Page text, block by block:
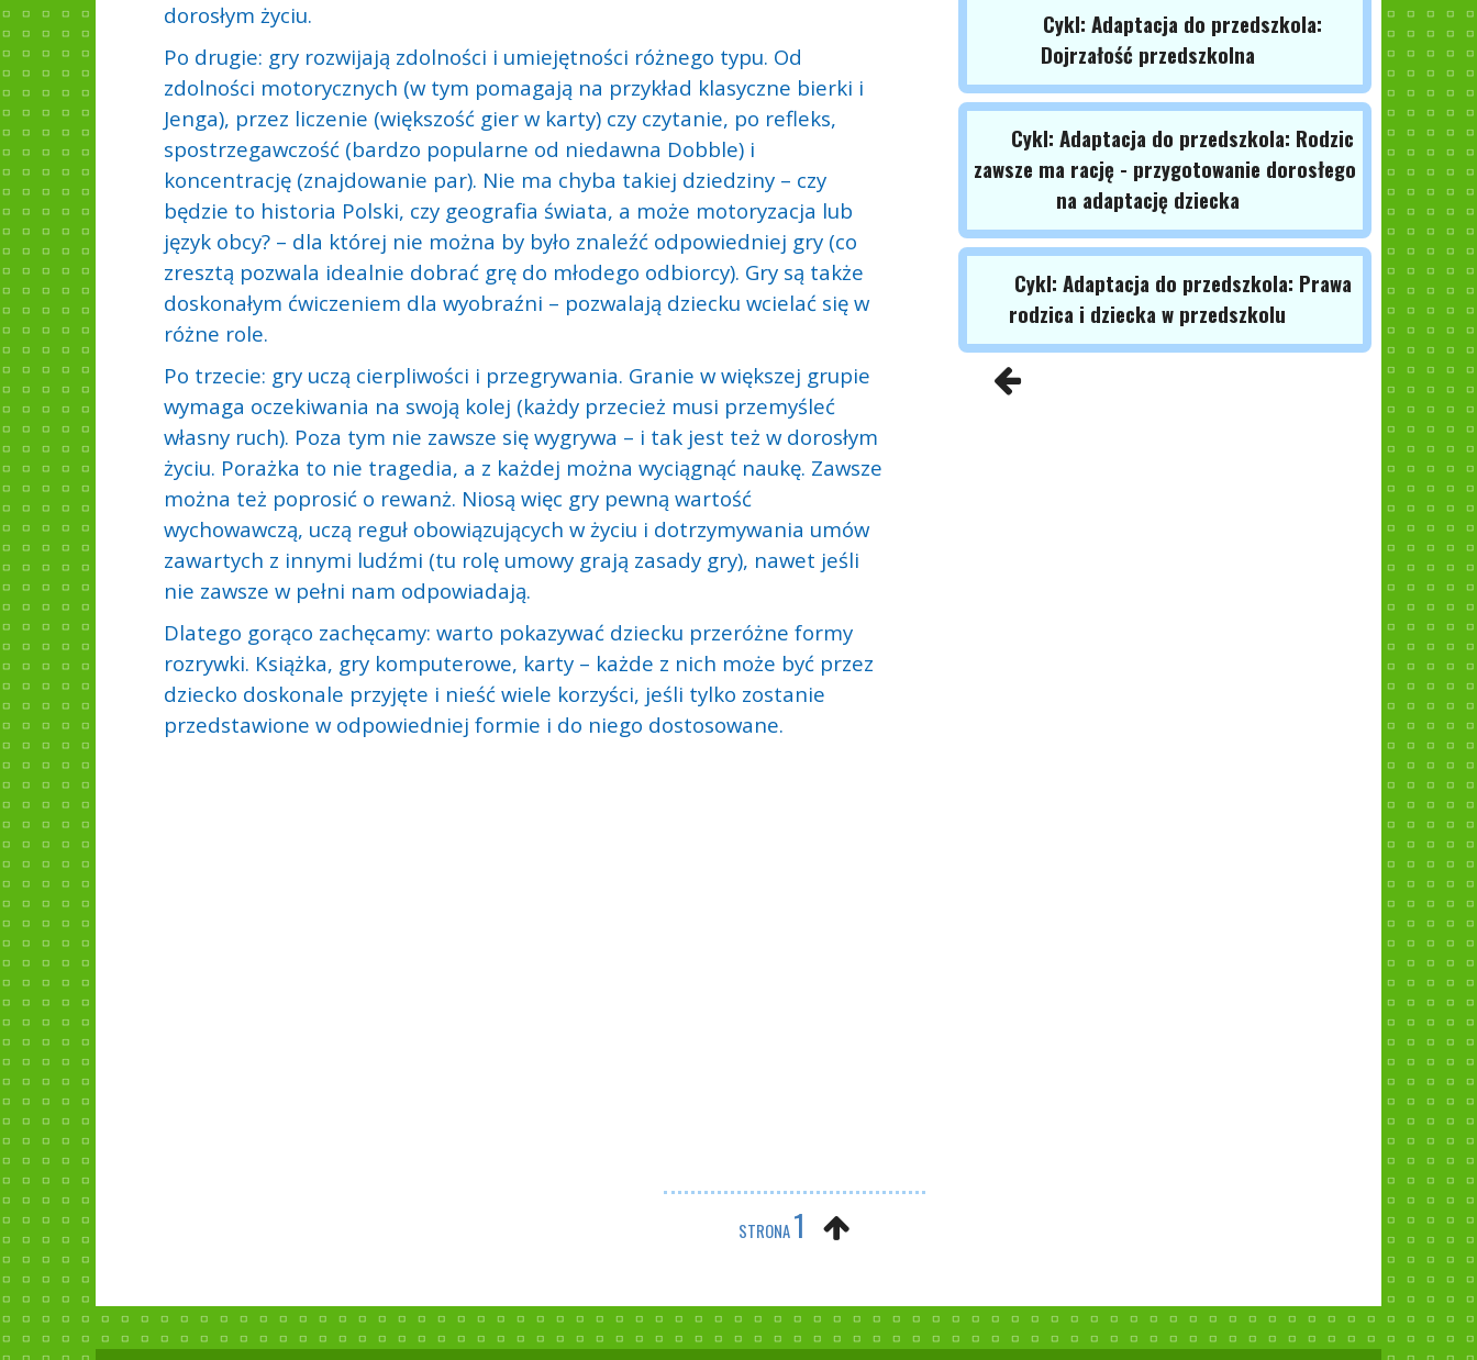
dorosłym życiu.
Po drugie: gry rozwijają zdolności i umiejętności różnego typu. Od
zdolności motorycznych (w tym pomagają na przykład klasyczne bierki i
Jenga), przez liczenie (większość gier w karty) czy czytanie, po refleks,
spostrzegawczość (bardzo popularne od niedawna Dobble) i
koncentrację (znajdowanie par). Nie ma chyba takiej dziedziny – czy
będzie to historia Polski, czy geografia świata, a może motoryzacja lub
język obcy? – dla której nie można by było znaleźć odpowiedniej gry (co
zresztą pozwala idealnie dobrać grę do młodego odbiorcy). Gry są także
doskonałym ćwiczeniem dla wyobraźni – pozwalają dziecku wcielać się w
różne role.
Po trzecie: gry uczą cierpliwości i przegrywania. Granie w większej grupie
wymaga oczekiwania na swoją kolej (każdy przecież musi przemyśleć
własny ruch). Poza tym nie zawsze się wygrywa – i tak jest też w dorosłym
życiu. Porażka to nie tragedia, a z każdej można wyciągnąć naukę. Zawsze
można też poprosić o rewanż. Niosą więc gry pewną wartość
wychowawczą, uczą reguł obowiązujących w życiu i dotrzymywania umów
zawartych z innymi ludźmi (tu rolę umowy grają zasady gry), nawet jeśli
nie zawsze w pełni nam odpowiadają.
Dlatego gorąco zachęcamy: warto pokazywać dziecku przeróżne formy
rozrywki. Książka, gry komputerowe, karty – każde z nich może być przez
dziecko doskonale przyjęte i nieść wiele korzyści, jeśli tylko zostanie
przedstawione w odpowiedniej formie i do niego dostosowane.
STRONA1
Cykl: Adaptacja do przedszkola:
Dojrzałość przedszkolna
Cykl: Adaptacja do przedszkola: Rodzic
zawsze ma rację - przygotowanie dorosłego
na adaptację dziecka
Cykl: Adaptacja do przedszkola: Prawa
rodzica i dziecka w przedszkolu